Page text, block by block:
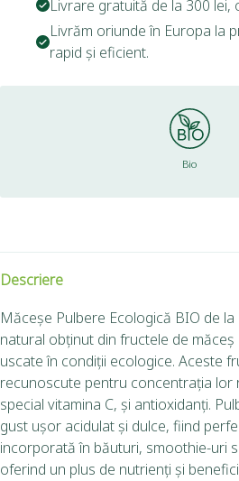
Livrare gratuită de la 300 lei,
Livrăm oriunde în Europa la
rapid și eficient.
Bio
Descriere
Măceșe Pulbere Ecologică BIO de
natural obținut din fructele de măceș
uscate în condiții ecologice. Aceste
recunoscute pentru concentrația lor
special vitamina C, și antioxidanți.
gust ușor acidulat și dulce, fiind
incorporată în băuturi, smoothie-uri
oferind un plus de nutrienți și